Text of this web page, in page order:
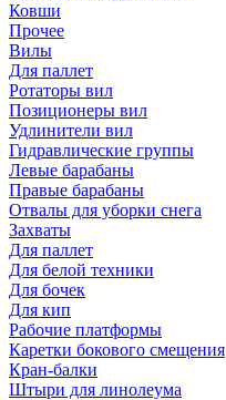
Ковши
Прочее
Вилы
Для паллет
Ротаторы вил
Позиционеры вил
Удлинители вил
Гидравлические группы
Левые барабаны
Правые барабаны
Отвалы для уборки снега
Захваты
Для паллет
Для белой техники
Для бочек
Для кип
Рабочие платформы
Каретки бокового смещения
Кран-балки
Штыри для линолеума